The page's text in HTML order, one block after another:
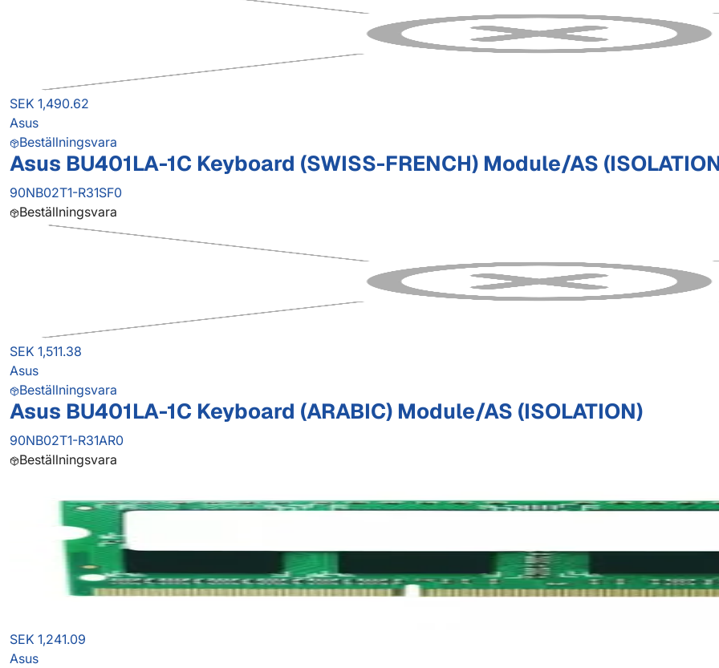
SEK 1,490.62
Asus
Beställningsvara
Asus BU401LA-1C Keyboard (SWISS-FRENCH) Module/AS
90NB02T1-R31SF0
Beställningsvara
SEK 1,511.38
Asus
Beställningsvara
Asus BU401LA-1C Keyboard (ARABIC) Module/AS (ISOLATION)
90NB02T1-R31AR0
Beställningsvara
SEK 1,241.09
Asus